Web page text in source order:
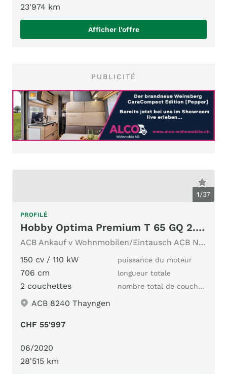
23'974 km
Afficher l'offre
PUBLICITÉ
1/37
PROFILÉ
Hobby Optima Premium T 65 GQ 2.3 MJ 150
ACB Ankauf v Wohnmobilen/Eintausch ACB Nr.183 Solar Navi Cam
150 cv / 110 kW
puissance du moteur
706 cm longueur totale
2 couchettes nombre total de couchages
ACB 8240 Thayngen
CHF 55'997
06/2020
28'515 km